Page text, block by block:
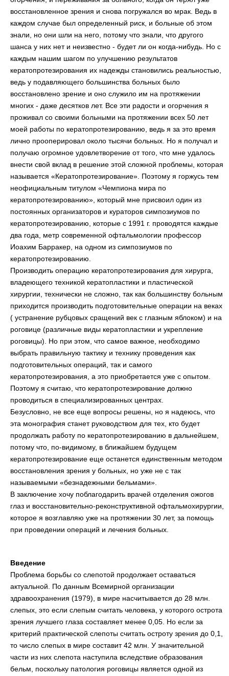
восстановленное зрения и снова погружался во мрак. Ведь в
каждом случае был определенный риск, и больные об этом
знали, но они шли на него, потому что знали, что другого
шанса у них нет и неизвестно - будет ли он когда-нибудь. Но с
каждым нашим шагом по улучшению результатов
кератопротезирования их надежды становились реальностью,
ведь у подавляющего большинства больных было
восстановлено зрение и оно служило им на протяжении
многих - даже десятков лет. Все эти радости и огорчения я
проживал со своими больными на протяжении всех 50 лет
моей работы по кератопротезированию, ведь я за это время
лично прооперировал около тысячи больных. Но я получал и
получаю огромное удовлетворение от того, что мне удалось
внести свой вклад в решение этой сложной проблемы, которая
называется «Кератопротезирование». Поэтому я горжусь тем
неофициальным титулом «Чемпиона мира по
кератопротезированию», который мне присвоил один из
постоянных организаторов и кураторов симпозиумов по
кератопротезированию, которые с 1991 г. проводятся каждые
два года, метр современной офтальмологии профессор
Иоахим Барракер, на одном из симпозиумов по
кератопротезированию.
Производить операцию кератопротезирования для хирурга,
владеющего техникой кератопластики и пластической
хирургии, технически не сложно, так как большинству больным
приходится производить подготовительные операции на веках
( устранение рубцовых сращений век с глазным яблоком) и на
роговице (различные виды кератопластики и укрепление
роговицы). Но при этом, что самое важное, необходимо
выбрать правильную тактику и технику проведения как
подготовительных операций, так и самого
кератопротезирования, а это приобретается уже с опытом.
Поэтому я считаю, что кератопротезирование должно
проводиться в специализированных центрах.
Безусловно, не все еще вопросы решены, но я надеюсь, что
эта монография станет руководством для тех, кто будет
продолжать работу по кератопротезированию в дальнейшем,
потому что, по-видимому, в ближайшем будущем
кератопротезирование еще останется единственным методом
восстановления зрения у больных, но уже не с так
называемыми «безнадежными бельмами».
В заключение хочу поблагодарить врачей отделения ожогов
глаз и восстановительно-реконструктивной офтальмохирургии,
которое я возглавляю уже на протяжении 30 лет, за помощь
при проведении операций и лечения больных.
Введение
Проблема борьбы со слепотой продолжает оставаться
актуальной. По данным Всемирной организации
здравоохранения (1979), в мире насчитывается до 28 млн.
слепых, это если слепым считать человека, у которого острота
зрения лучшего глаза составляет менее 0,05. Но если за
критерий практической слепоты считать остроту зрения до 0,1,
то число слепых в мире составит 42 млн. У значительной
части из них слепота наступила вследствие образования
бельм, поскольку патология роговицы является одной из